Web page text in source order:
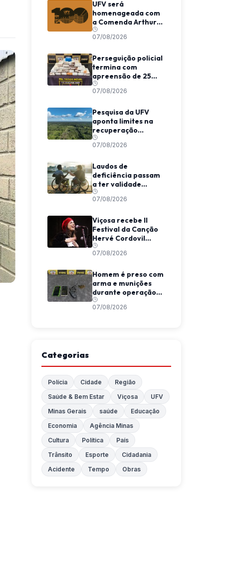
UFV será
homenageada com
a Comenda Arthur
Bernardes em
Viçosa
07/08/2026
Perseguição policial
termina com
apreensão de 25
barras de maconha
entre Viçosa e
07/08/2026
Pesquisa da UFV
aponta limites na
recuperação
climática de
florestas
Amazônia
07/08/2026
Laudos de
deficiência passam
a ter validade
indeterminada em
Minas Gerais
07/08/2026
Viçosa recebe II
Festival da Canção
Hervé Cordovil
neste fim de semana
07/08/2026
Homem é preso com
arma e munições
durante operação
da Polícia Militar em
Araponga
07/08/2026
Categorias
Polícia Cidade
Região
Saúde & Bem Estar
Viçosa
UFV
Minas Gerais
saúde
Educação
Economia
Agência Minas
Cultura
Política
País
Trânsito
Esporte
Cidadania
Acidente
Tempo Obras